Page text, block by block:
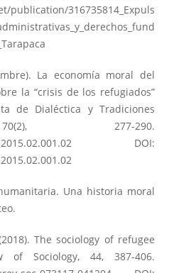
publication/316735814_Expuls
La economía moral del
la “crisis de los refugiados”
de Dialéctica y Tradiciones
277-290.
DOI:
Una historia moral
The sociology of refugee
of Sociology, 44, 387-406.